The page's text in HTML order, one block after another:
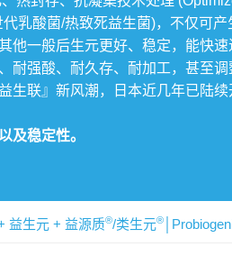
乳酸菌/热致死益生菌)，不仅可
他一般后生元更好、稳定，能快
耐强酸、耐久存、耐加工，甚至
生联』新风潮，日本近几年已陆续
及稳定性。
益生元 + 益源质®/类生元®